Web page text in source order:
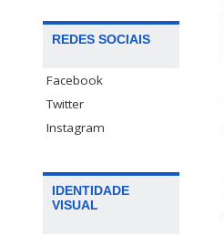
REDES SOCIAIS
Facebook
Twitter
Instagram
IDENTIDADE
VISUAL